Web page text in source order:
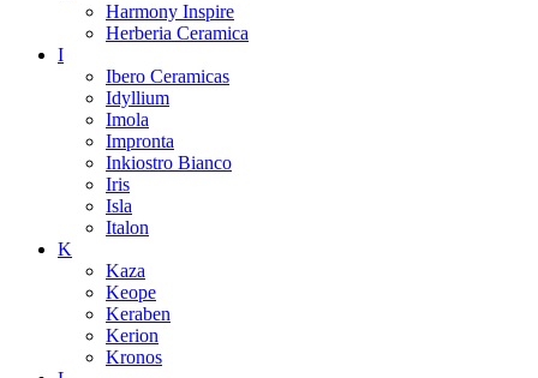
Harmony Inspire
Herberia Ceramica
I
Ibero Ceramicas
Idyllium
Imola
Impronta
Inkiostro Bianco
Iris
Isla
Italon
K
Kaza
Keope
Keraben
Kerion
Kronos